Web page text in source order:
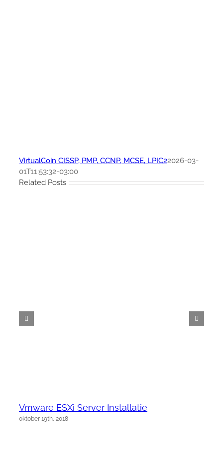
VirtualCoin CISSP, PMP, CCNP, MCSE, LPIC22026-03-
01T11:53:32-03:00
Related Posts
Vmware ESXi Server Installatie
oktober 19th, 2018